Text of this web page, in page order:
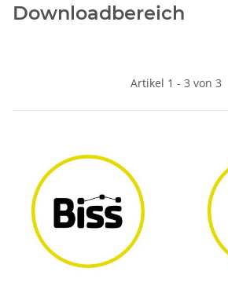
Downloadbereich
Artikel 1 - 3 von 3